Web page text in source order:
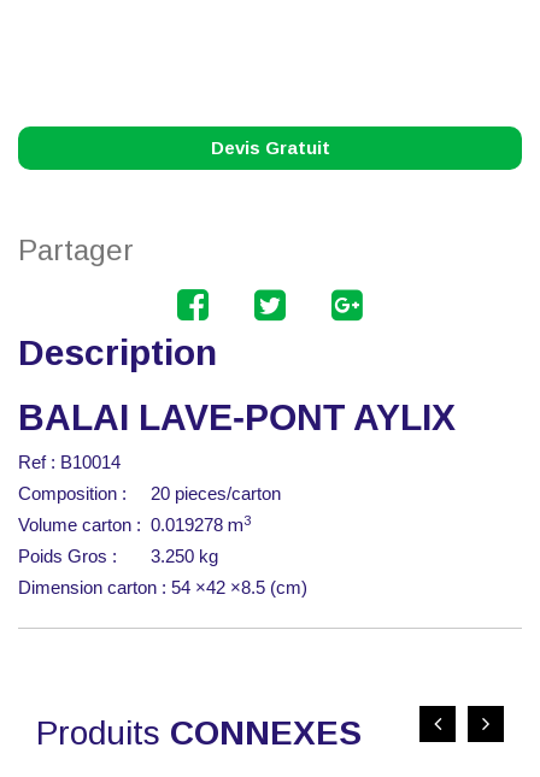
Devis Gratuit
Partager
Description
BALAI LAVE-PONT AYLIX
Ref : B10014
Composition : 20 pieces/carton
Volume carton : 0.019278 m3
Poids Gros : 3.250 kg
Dimension carton : 54 ×42 ×8.5 (cm)
Produits CONNEXES